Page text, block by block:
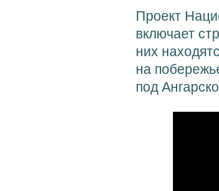
Проект
включает
них
на
под